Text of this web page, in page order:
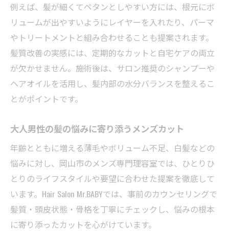
術
メンズカットで日々の自信を高める秘訣
悩み別スタイル提案で満足度が変わる理由
岡山メンズ美容院の寄り添い力を徹底解説
薄毛やボリュームの悩みに合うスタイル提案法
薄毛対策に特化したメンズカットの工夫
大人男性に似合う髪型の提案ポイント
メンズカットで自然な立体感を演出する方
法
悩みに応じたスタイルで理想の髪型へ
新しい自分へ導く髪質ケアとメンズカットの極
意
例えば、髪が細くてペタンとしやすい方には、根元にボ
リュームが出やすいようにレイヤーを入れたり、パーマ
やトリートメントと組み合わせることも提案されます。
髪質改善の実感には、定期的なカットと自宅ケアの両立
が欠かせません。施術後は、サロン推奨のシャンプーや
ヘアオイルを活用し、髪内部の水分バランスを整えるこ
とがポイントです。
大人男性の髪の悩みに寄り添うメンズカット
年齢とともに増える薄毛やボリューム不足、白髪などの
悩みに対し、岡山市のメンズ専門理容室では、ひとりひ
とりのライフスタイルや要望に合わせた提案を徹底して
います。Hair Salon Mr.BABYでは、事前のカウンセリングで
髪質・頭皮状態・骨格を丁寧にチェックし、悩みの根本
に寄り添ったカットを心がけています。